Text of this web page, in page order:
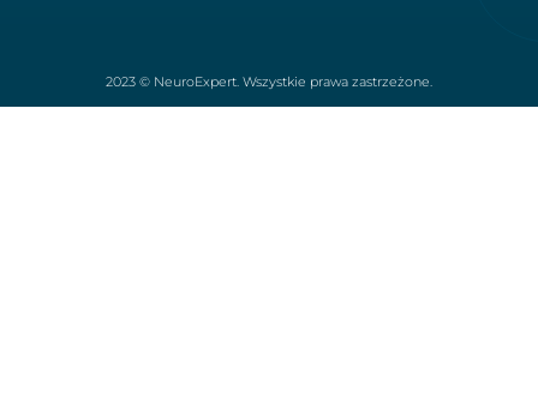
2023 © NeuroExpert. Wszystkie prawa zastrzeżone.